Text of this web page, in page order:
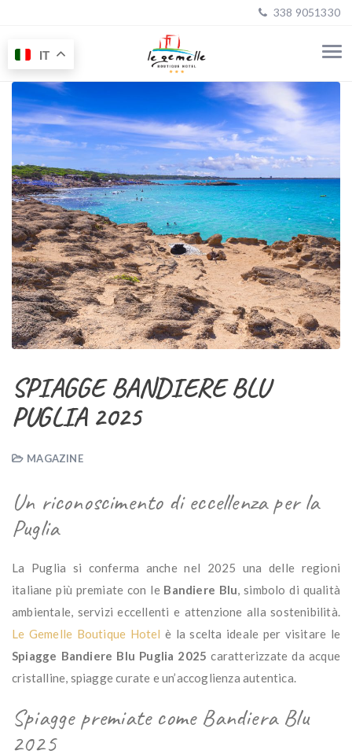
338 9051330
SPIAGGE BANDIERE BLU
PUGLIA 2025
MAGAZINE
Un riconoscimento dieccellenzaperla
Puglia
La Puglia si conferma anchenel 2025 unadelle regioni
italianepiù premiate con le Bandiere Blu,simbolodi qualità
ambientale, servizieccellenti e attenzione allasostenibilità.
Le Gemelle Boutique Hotel è lascelta ideale per visitare le
Spiagge Bandiere Blu Puglia 2025 caratterizzate da acque
cristalline, spiaggecurate eun’accoglienzaautentica.
Spiagge premiate come Bandiera Blu
2025
IT